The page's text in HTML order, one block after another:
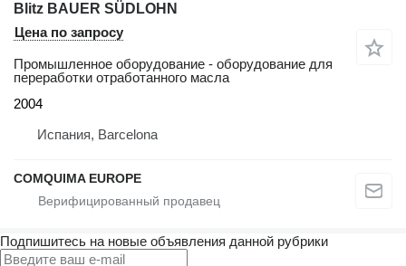
Blitz BAUER SÜDLOHN
Цена по запросу
Промышленное оборудование - оборудование для
переработки отработанного масла
2004
Испания, Barcelona
COMQUIMA EUROPE
Подпишитесь на новые объявления данной рубрики